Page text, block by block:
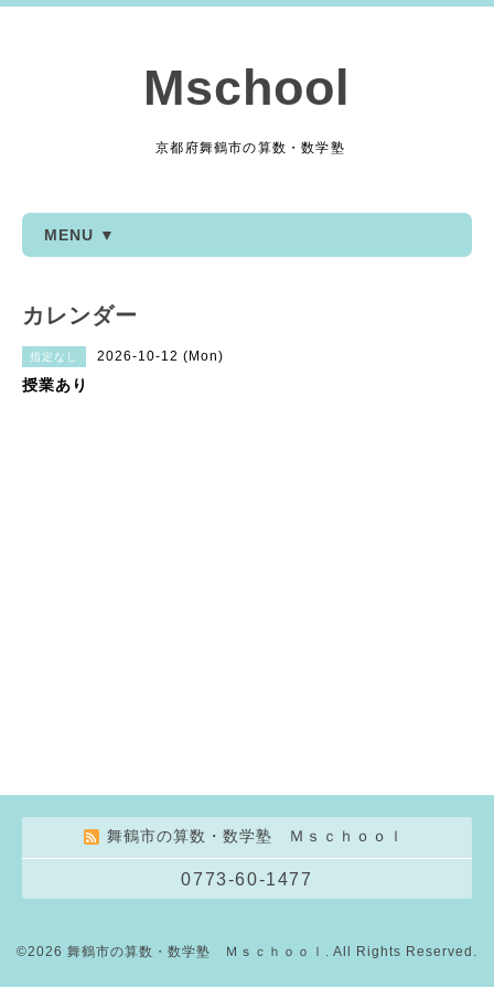
Mschool
京都府舞鶴市の算数・数学塾
MENU ▼
カレンダー
指定なし 2026-10-12 (Mon)
授業あり
舞鶴市の算数・数学塾 Ｍｓｃｈｏｏｌ
0773-60-1477
©2026 舞鶴市の算数・数学塾 Ｍｓｃｈｏｏｌ . All Rights Reserved.